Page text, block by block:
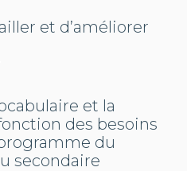
et d’améliorer
et la
des besoins
du
secondaire